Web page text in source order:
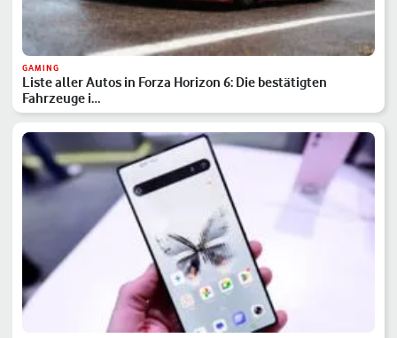
GAMING
Liste aller Autos in Forza Horizon 6: Die bestätigten
Fahrzeuge i…